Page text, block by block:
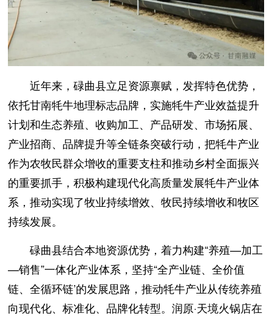
近年来，碌曲县立足资源禀赋，发挥特色优势，
依托甘南牦牛地理标志品牌，实施牦牛产业效益提升
计划和生态养殖、收购加工、产品研发、市场拓展、
产业招商、品牌提升等全链条突破行动，把牦牛产业
作为农牧民群众增收的重要支柱和推动乡村全面振兴
的重要抓手，积极构建现代化高质量发展牦牛产业体
系，推动实现了牧业持续增效、牧民持续增收和牧区
持续发展。
碌曲县结合本地资源优势，着力构建“养殖—加工
—销售”一体化产业体系，坚持“全产业链、全价值
链、全循环链’的发展思路，推动牦牛产业从传统养殖
向现代化、标准化、品牌化转型。润原·天境火锅店在